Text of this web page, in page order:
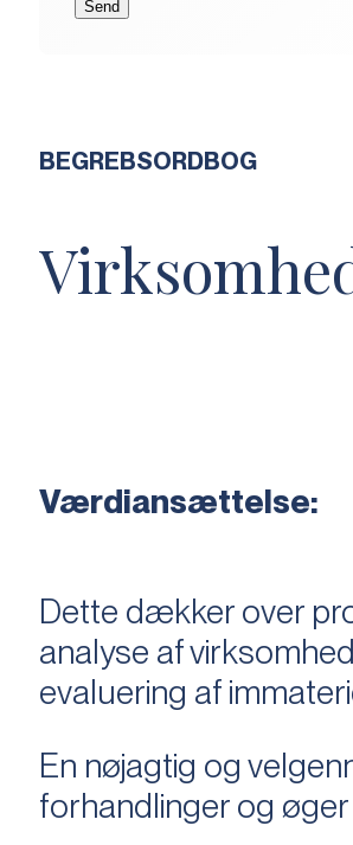
BEGREBSORDBOG
Værdiansættelse:
Dette dækker over
analyse af
evaluering af
En nøjagtig og
forhandlinger og